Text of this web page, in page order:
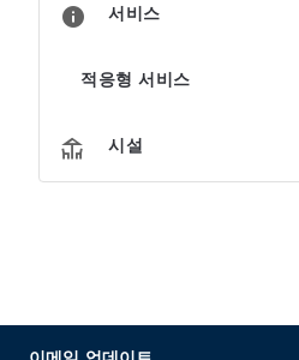
서비스
적응형 서비스
시설